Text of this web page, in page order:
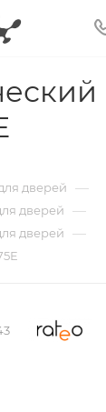
дверей —
дверей —
дверей —